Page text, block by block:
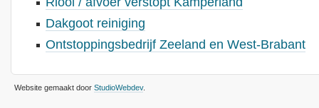
Dakgoot reiniging
Ontstoppingsbedrijf Zeeland en West-Brabant
Website gemaakt door StudioWebdev.